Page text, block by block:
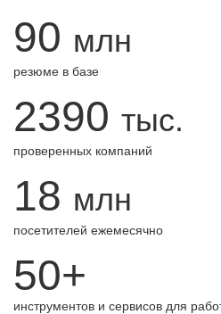
90 млн
резюме в базе
2390 тыс.
проверенных компаний
18 млн
посетителей ежемесячно
50+
инструментов и сервисов для